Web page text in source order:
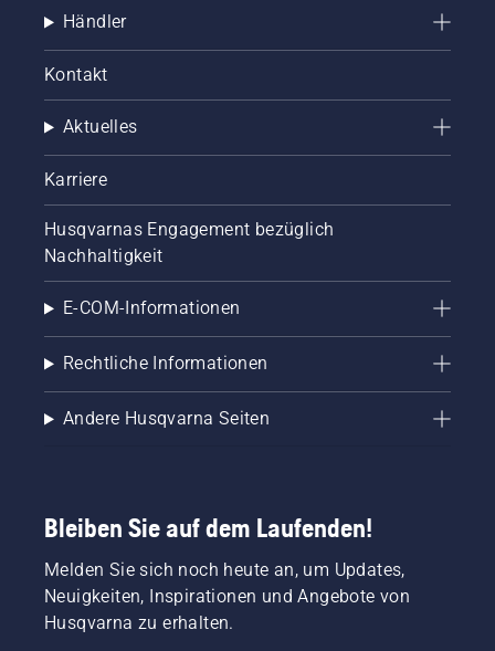
Händler
Kontakt
Aktuelles
Karriere
Husqvarnas Engagement bezüglich
Nachhaltigkeit
E-COM-Informationen
Rechtliche Informationen
Andere Husqvarna Seiten
Bleiben Sie auf dem Laufenden!
Melden Sie sich noch heute an, um Updates,
Neuigkeiten, Inspirationen und Angebote von
Husqvarna zu erhalten.